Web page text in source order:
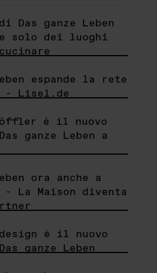
di Das ganze Leben
solo dei luoghi
espande la rete
- Lisel.de
löffler è il nuovo
ganze Leben a
ora anche a
- La Maison diventa
è il nuovo
ganze Leben